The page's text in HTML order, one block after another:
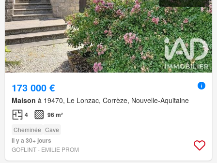
173 000 €
Maison à 19470, Le Lonzac, Corrèze, Nouvelle-Aquitaine
4 96 m²
Cheminée Cave
Il y a 30+ jours
GOFLINT - EMILIE PROM